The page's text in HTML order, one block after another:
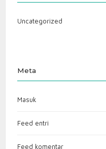
Uncategorized
Meta
Masuk
Feed entri
Feed komentar